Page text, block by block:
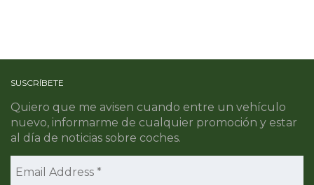
SUSCRÍBETE
Quiero que me avisen cuando entre un vehículo
nuevo, informarme de cualquier promoción y estar
al día de noticias sobre coches.